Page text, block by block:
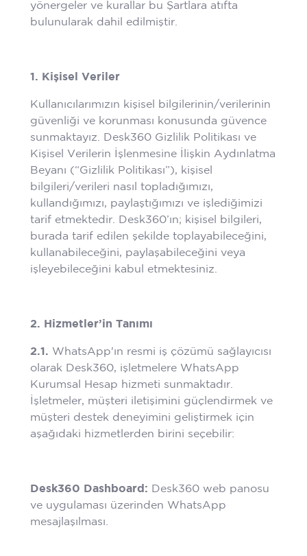
yönergeler ve kurallar bu Şartlara atıfta
bulunularak dahil edilmiştir.
1. Kişisel Veriler
Kullanıcılarımızın kişisel bilgilerinin/verilerinin
güvenliği ve korunması konusunda güvence
sunmaktayız. Desk360 Gizlilik Politikası ve
Kişisel Verilerin İşlenmesine İlişkin Aydınlatma
Beyanı (“Gizlilik Politikası”), kişisel
bilgileri/verileri nasıl topladığımızı,
kullandığımızı, paylaştığımızı ve işlediğimizi
tarif etmektedir. Desk360’ın; kişisel bilgileri,
burada tarif edilen şekilde toplayabileceğini,
kullanabileceğini, paylaşabileceğini veya
işleyebileceğini kabul etmektesiniz.
2. Hizmetler’in Tanımı
2.1. WhatsApp'ın resmi iş çözümü sağlayıcısı
olarak Desk360, işletmelere WhatsApp
Kurumsal Hesap hizmeti sunmaktadır.
İşletmeler, müşteri iletişimini güçlendirmek ve
müşteri destek deneyimini geliştirmek için
aşağıdaki hizmetlerden birini seçebilir:
Desk360 Dashboard: Desk360 web panosu
ve uygulaması üzerinden WhatsApp
mesajlaşılması.